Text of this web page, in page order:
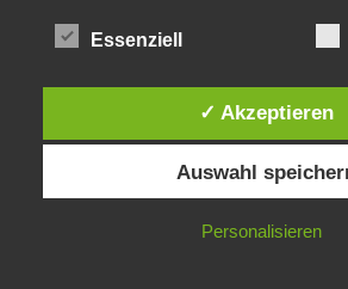
20.00-00.00 Uhr, Sust 1840,
FR, 13.11.26
Brass Band Posaunenchor
20.00 Uhr, ref. Kirche Oberrieden
Essenziell
✓ Akzeptieren
Auswahl
Personalisieren